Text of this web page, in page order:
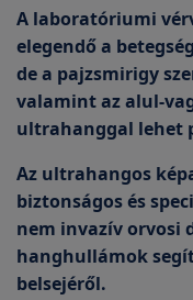
A laboratóriumi
elegendő a
de a pajzsmirigy
valamint az alul-
ultrahanggal lehet
Az ultrahangos
biztonságos és
nem invazív orvosi
hanghullámok
belsejéről.